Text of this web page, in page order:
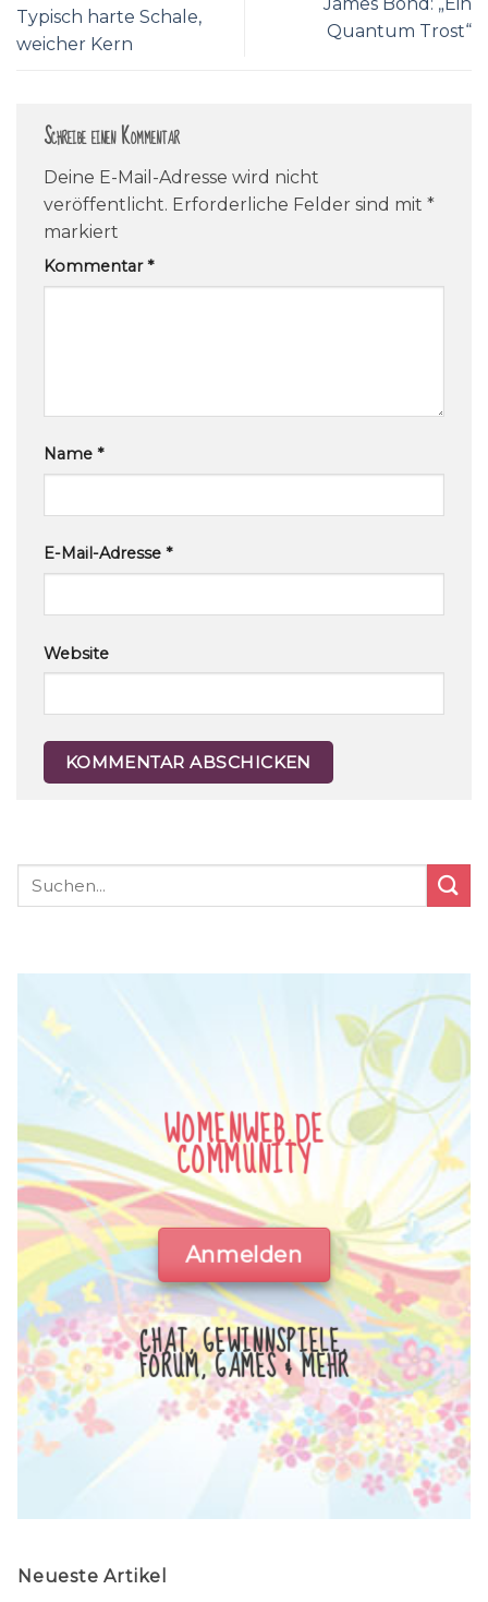
Typisch harte Schale,
weicher Kern
Quantum Trost“
Schreibe einen Kommentar
Deine E-Mail-Adresse wird nicht
veröffentlicht. Erforderliche Felder sind mit *
markiert
Kommentar*
Name *
E-Mail-Adresse *
Website
WOMENWEB.DE
COMMUNITY
Anmelden
CHAT, GEWINNSPIELE,
FORUM, GAMES & MEHR
Neueste Artikel